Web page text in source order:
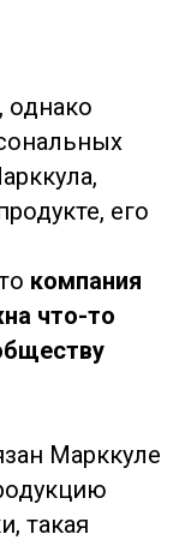
однако
его
компания
что-то
Марккуле
такая